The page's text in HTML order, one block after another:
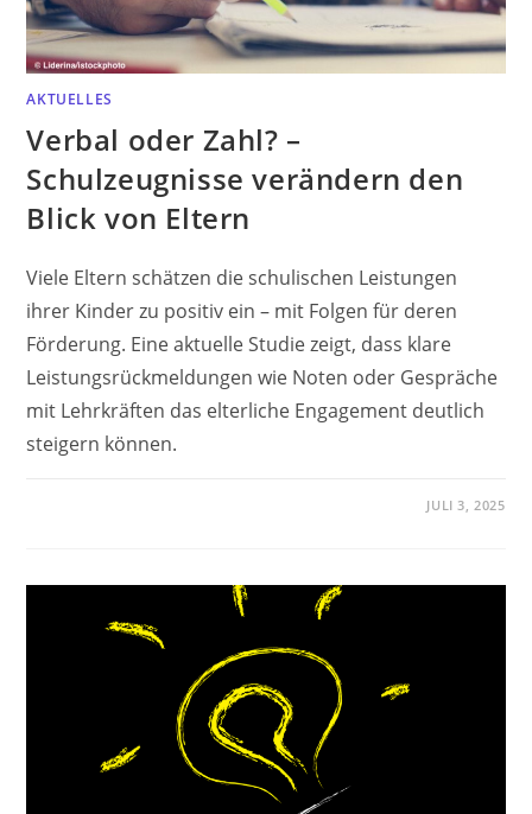
AKTUELLES
Verbal oder Zahl? –
Schulzeugnisse verändern den
Blick von Eltern
Viele Eltern schätzen die schulischen Leistungen
ihrer Kinder zu positiv ein – mit Folgen für deren
Förderung. Eine aktuelle Studie zeigt, dass klare
Leistungsrückmeldungen wie Noten oder Gespräche
mit Lehrkräften das elterliche Engagement deutlich
steigern können.
JULI 3, 2025